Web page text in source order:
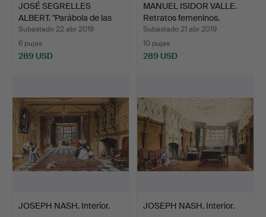
JOSÉ SEGRELLES
ALBERT. "Parábola de las
di…
Subastado 22 abr 2019
6 pujas
289 USD
MANUEL ISIDOR VALLE.
Retratos femeninos.
Subastado 21 abr 2019
10 pujas
289 USD
JOSEPH NASH. Interior. JOSEPH NASH. Interior.